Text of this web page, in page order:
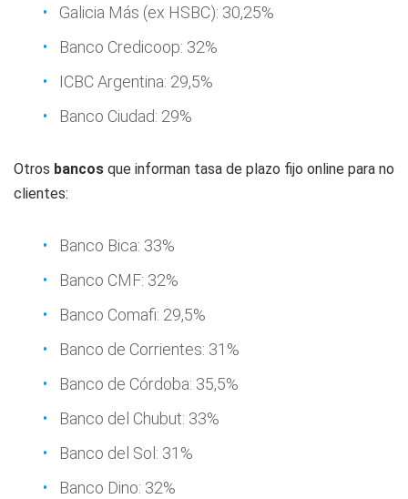
Galicia Más (ex HSBC): 30,25%
Banco Credicoop: 32%
ICBC Argentina: 29,5%
Banco Ciudad: 29%
Otros bancos que informan tasa de plazo fijo online para no
clientes:
Banco Bica: 33%
Banco CMF: 32%
Banco Comafi: 29,5%
Banco de Corrientes: 31%
Banco de Córdoba: 35,5%
Banco del Chubut: 33%
Banco del Sol: 31%
Banco Dino: 32%